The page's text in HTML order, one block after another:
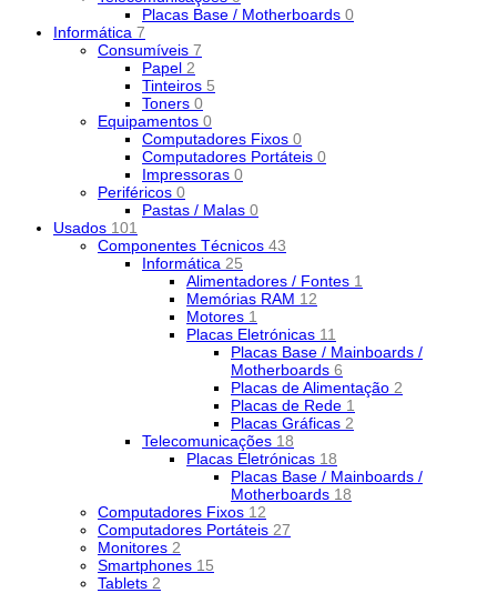
Placas Base / Motherboards 0
Informática 7
Consumíveis 7
Papel 2
Tinteiros 5
Toners 0
Equipamentos 0
Computadores Fixos 0
Computadores Portáteis 0
Impressoras 0
Periféricos 0
Pastas / Malas 0
Usados 101
Componentes Técnicos 43
Informática 25
Alimentadores / Fontes 1
Memórias RAM 12
Motores 1
Placas Eletrónicas 11
Placas Base / Mainboards /
Motherboards 6
Placas de Alimentação 2
Placas de Rede 1
Placas Gráficas 2
Telecomunicações 18
Placas Eletrónicas 18
Placas Base / Mainboards /
Motherboards 18
Computadores Fixos 12
Computadores Portáteis 27
Monitores 2
Smartphones 15
Tablets 2